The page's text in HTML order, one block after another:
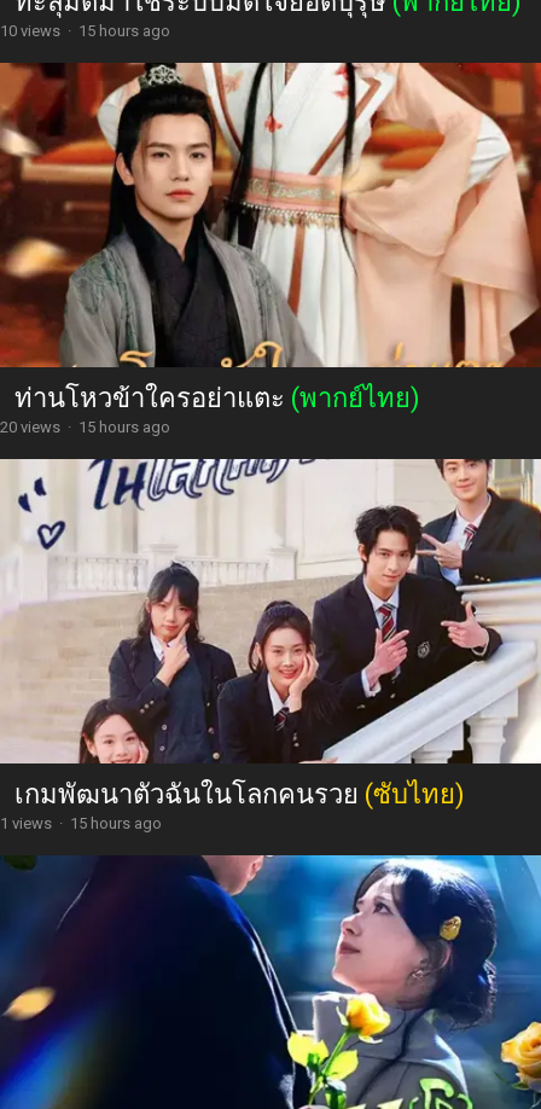
10 views · 15 hours ago
ท่านโหวข้าใครอย่าแตะ (พากย์ไทย)
20 views · 15 hours ago
เกมพัฒนาตัวฉันในโลกคนรวย (ซับไทย)
1 views · 15 hours ago